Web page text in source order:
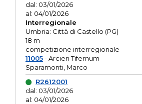
dal: 03/01/2026
al: 04/01/2026
Interregionale
Umbria: Città di Castello (PG)
18 m
competizione interregionale
11005- Arcieri Tifernum
Sparamonti, Marco
R2612001
dal: 03/01/2026
al: 04/01/2026